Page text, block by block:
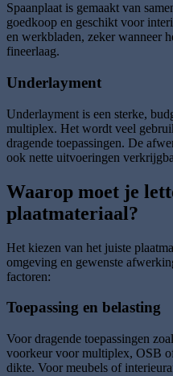
Spaanplaat is gemaakt van
goedkoop en geschikt voor
en werkbladen, zeker wanneer
fineerlaag.
Underlayment
Underlayment is een sterke,
multiplex. Het wordt veel
dragende toepassingen. De
ook nette uitvoeringen
Waarop moet je
plaatmateriaal?
Het kiezen van het juiste
omgeving en gewenste
factoren:
Toepassing en belasting
Voor dragende toepassingen
voorkeur voor multiplex, OSB
dikte. Voor meubels of